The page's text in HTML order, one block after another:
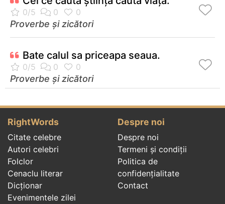
Proverbe și zicători
Bate calul sa priceapa seaua.
Proverbe și zicători
RightWords
Citate celebre
Autori celebri
Folclor
Cenaclu literar
Dicționar
Evenimentele zilei
Despre noi
Despre noi
Termeni și condiții
Politica de
confidenţialitate
Contact